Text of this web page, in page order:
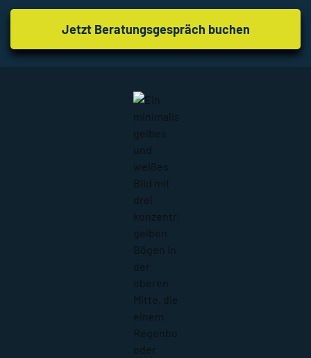
Jetzt Beratungsgespräch buchen